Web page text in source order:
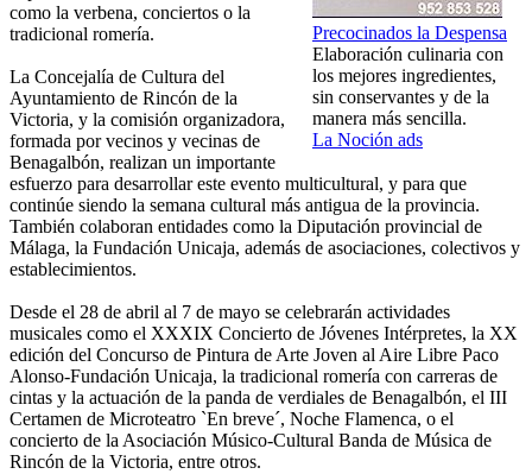
Precocinados la Despensa
Elaboración culinaria con
los mejores ingredientes,
sin conservantes y de la
manera más sencilla.
La Noción ads
como la verbena, conciertos o la
tradicional romería.
La Concejalía de Cultura del
Ayuntamiento de Rincón de la
Victoria, y la comisión organizadora,
formada por vecinos y vecinas de
Benagalbón, realizan un importante
esfuerzo para desarrollar este evento multicultural, y para que
continúe siendo la semana cultural más antigua de la provincia.
También colaboran entidades como la Diputación provincial de
Málaga, la Fundación Unicaja, además de asociaciones, colectivos y
establecimientos.
Desde el 28 de abril al 7 de mayo se celebrarán actividades
musicales como el XXXIX Concierto de Jóvenes Intérpretes, la XX
edición del Concurso de Pintura de Arte Joven al Aire Libre Paco
Alonso-Fundación Unicaja, la tradicional romería con carreras de
cintas y la actuación de la panda de verdiales de Benagalbón, el III
Certamen de Microteatro `En breve´, Noche Flamenca, o el
concierto de la Asociación Músico-Cultural Banda de Música de
Rincón de la Victoria, entre otros.